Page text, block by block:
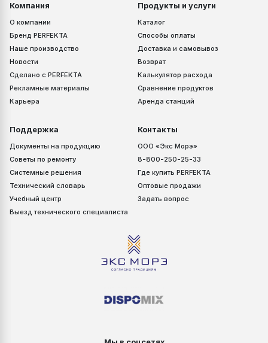
Компания
О компании
Бренд PERFEKTA
Наше производство
Новости
Сделано с PERFEKTA
Рекламные материалы
Карьера
Продукты и услуги
Каталог
Способы оплаты
Доставка и самовывоз
Возврат
Калькулятор расхода
Сравнение продуктов
Аренда станций
Поддержка
Документы на продукцию
Советы по ремонту
Системные решения
Технический словарь
Учебный центр
Выезд технического специалиста
Контакты
ООО «Экс Морэ»
8-800-250-25-33
Где купить PERFEKTA
Оптовые продажи
Задать вопрос